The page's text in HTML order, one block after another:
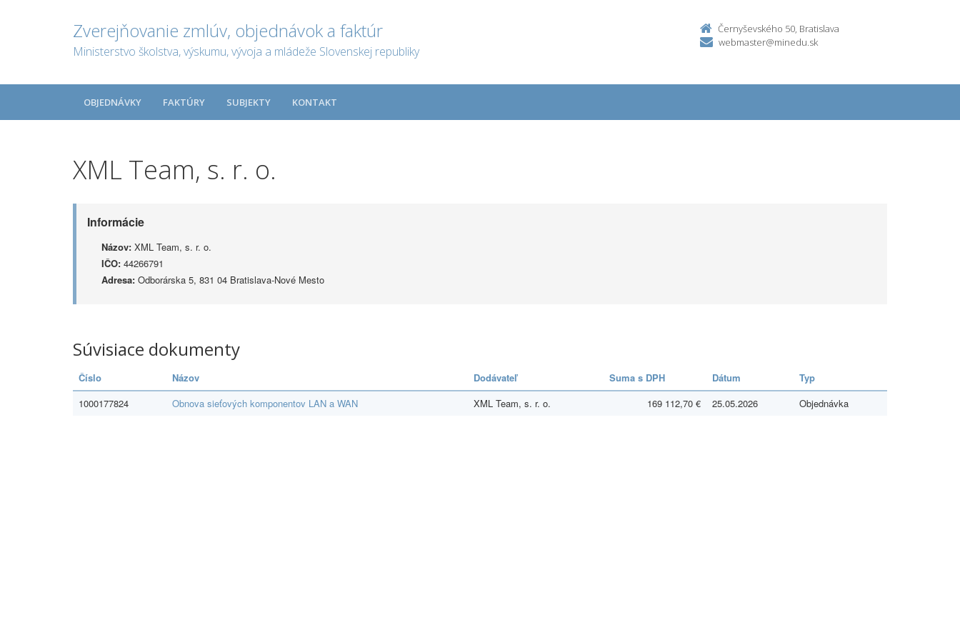
Zverejňovanie zmlúv, objednávok a faktúr
Ministerstvo školstva, výskumu, vývoja a mládeže Slovenskej republiky
Černyševského 50, Bratislava
webmaster@minedu.sk
OBJEDNÁVKY FAKTÚRY SUBJEKTY KONTAKT
XML Team, s. r. o.
Informácie
Názov: XML Team, s. r. o.
IČO: 44266791
Adresa: Odborárska 5, 831 04 Bratislava-Nové Mesto
Súvisiace dokumenty
Číslo Názov Dodávateľ Suma s DPH Dátum
Typ
1000177824
Obnova sieťových komponentov LAN a WAN XML Team, s. r. o. 169 112,70 € 25.05.2026 Objednávka